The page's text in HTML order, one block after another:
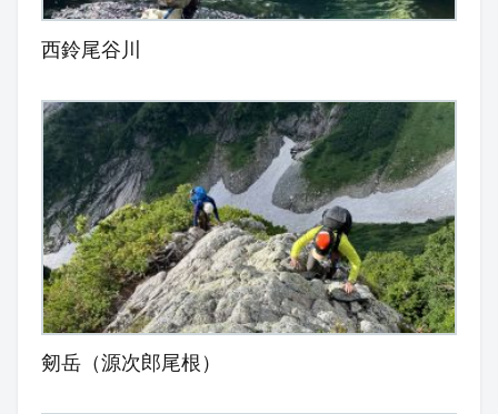
西鈴尾谷川
剱岳（源次郎尾根）